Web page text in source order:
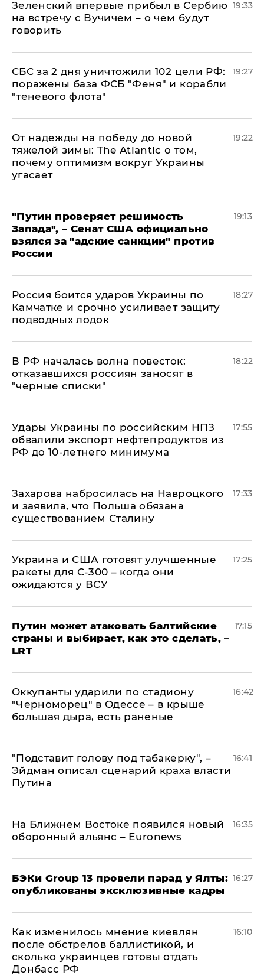
Зеленский впервые прибыл в Сербию
на встречу с Вучичем – о чем будут
говорить
19:33
СБС за 2 дня уничтожили 102 цели РФ:
поражены база ФСБ "Феня" и корабли
"теневого флота"
19:27
От надежды на победу до новой
тяжелой зимы: The Atlantic о том,
почему оптимизм вокруг Украины
угасает
19:22
"Путин проверяет решимость
Запада", – Сенат США официально
взялся за "адские санкции" против
России
19:13
Россия боится ударов Украины по
Камчатке и срочно усиливает защиту
подводных лодок
18:27
​В РФ началась волна повесток:
отказавшихся россиян заносят в
"черные списки"
18:22
Удары Украины по российским НПЗ
обвалили экспорт нефтепродуктов из
РФ до 10-летнего минимума
17:55
​Захарова набросилась на Навроцкого
и заявила, что Польша обязана
существованием Сталину
17:33
Украина и США готовят улучшенные
ракеты для С-300 – когда они
ожидаются у ВСУ
17:25
Путин может атаковать балтийские
страны и выбирает, как это сделать, –
LRT
17:15
Оккупанты ударили по стадиону
"Черноморец" в Одессе – в крыше
большая дыра, есть раненые
16:42
​"Подставит голову под табакерку", –
Эйдман описал сценарий краха власти
Путина
16:41
На Ближнем Востоке появился новый
оборонный альянс – Euronews
16:35
​БЭКи Group 13 провели парад у Ялты:
опубликованы эксклюзивные кадры
16:27
Как изменилось мнение киевлян
после обстрелов баллистикой, и
сколько украинцев готовы отдать
Донбасс РФ
16:10